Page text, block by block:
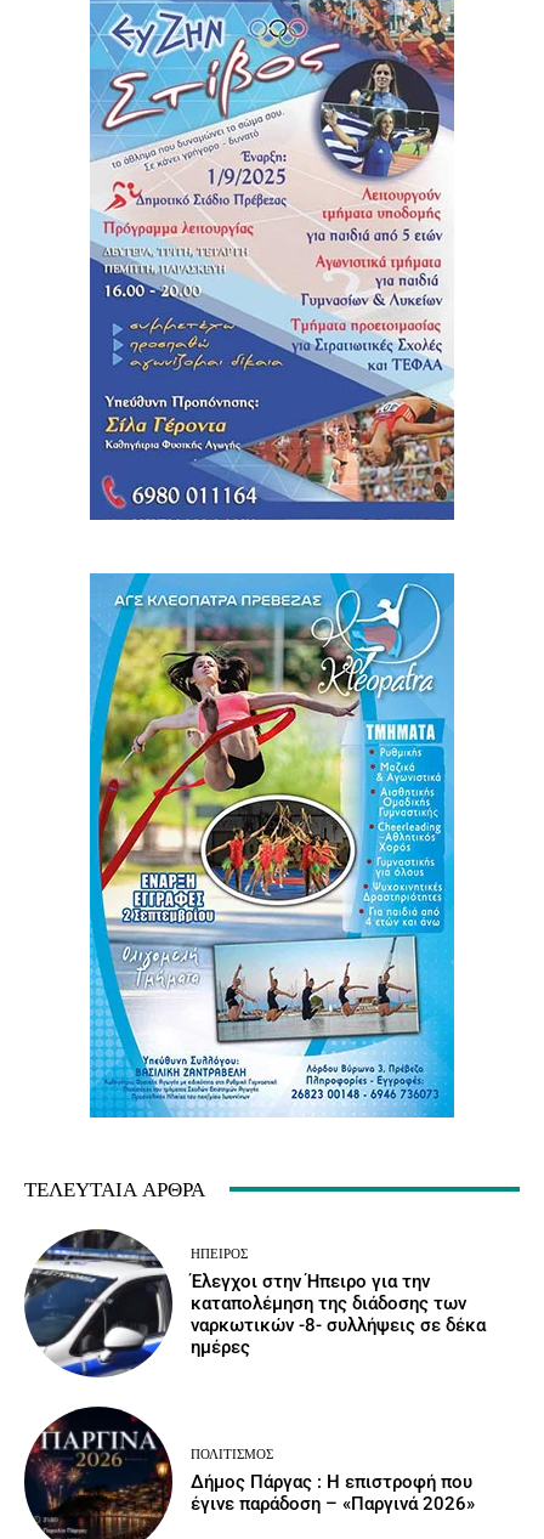
ΤΕΛΕΥΤΑΊΑ ΆΡΘΡΑ
ΉΠΕΙΡΟΣ
Έλεγχοι στην Ήπειρο για την
καταπολέμηση της διάδοσης των
ναρκωτικών -8- συλλήψεις σε δέκα
ημέρες
ΠΟΛΙΤΙΣΜΌΣ
Δήμος Πάργας : Η επιστροφή που
έγινε παράδοση – «Παργινά 2026»